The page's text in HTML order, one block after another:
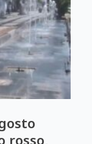
rosso,